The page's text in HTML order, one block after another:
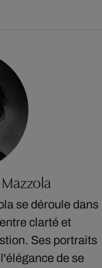
se déroule dans
clarté et
Ses portraits
de se